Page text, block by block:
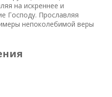
на искреннее и
Господу. Прославляя
непоколебимой веры